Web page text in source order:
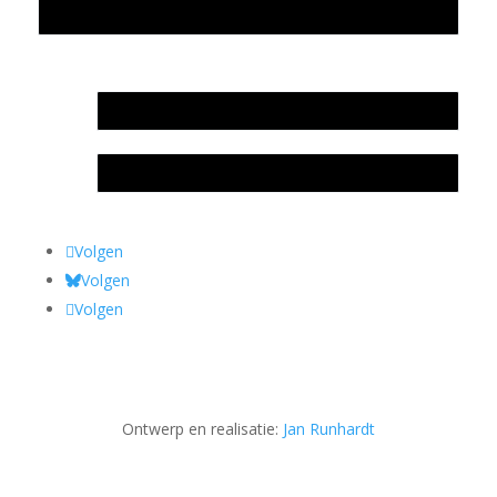
Volgen
Volgen
Volgen
Ontwerp en realisatie: Jan Runhardt